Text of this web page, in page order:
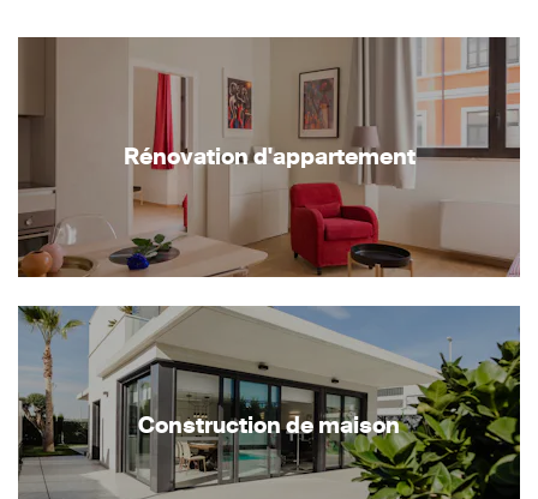
Rénovation d'appartement
Construction de maison